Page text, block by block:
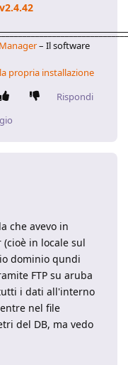
– Il software
propria installazione
Rispondi
che avevo in
(cioè in locale sul
dominio qundi
FTP su aruba
i dati all'interno
nel file
del DB, ma vedo